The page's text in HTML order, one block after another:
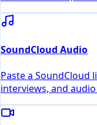
SoundCloud Audio
Paste a SoundCloud
interviews, and